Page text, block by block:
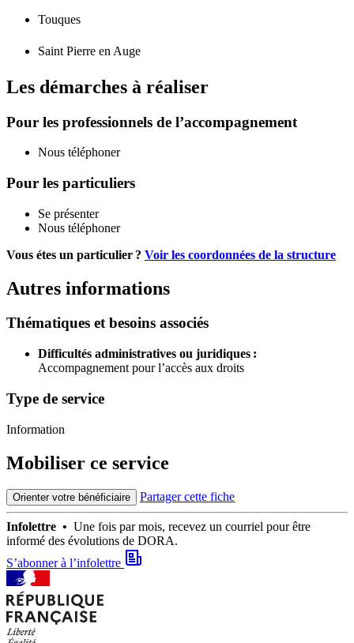
Touques
Saint Pierre en Auge
Les démarches à réaliser
Pour les professionnels de l’accompagnement
Nous téléphoner
Pour les particuliers
Se présenter
Nous téléphoner
Vous étes un particulier ? Voir les coordonnées de la structure
Autres informations
Thématiques et besoins associés
Difficultés administratives ou juridiques :
Accompagnement pour l’accès aux droits
Type de service
Information
Mobiliser ce service
Orienter votre bénéficiaire Partager cette fiche
Infolettre • Une fois par mois, recevez un courriel pour être
informé des évolutions de DORA.
S’abonner à l’infolettre